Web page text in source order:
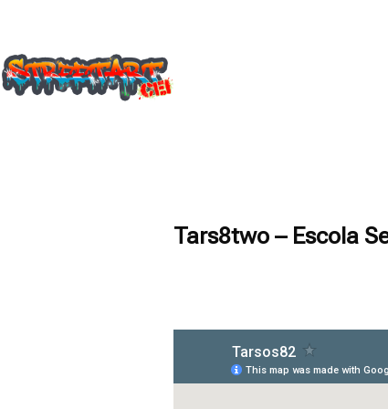
Tars8two – Escola